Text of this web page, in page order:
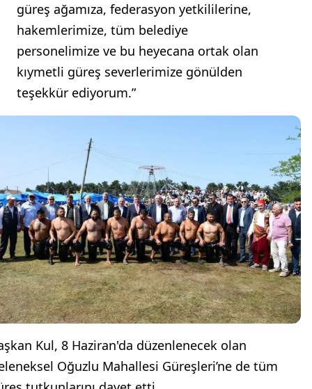
güreş ağamıza, federasyon yetkililerine,
hakemlerimize, tüm belediye
personelimize ve bu heyecana ortak olan
kıymetli güreş severlerimize gönülden
teşekkür ediyorum.”
Kul, 8 Haziran'da düzenlenecek olan
Oğuzlu Mahallesi Güreşleri’ne de tüm